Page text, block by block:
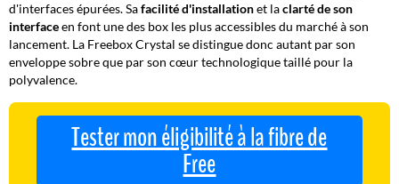
d'interfaces épurées. Safacilité d'installationet laclarté de son
interfaceen font une des box les plus accessibles du marché à son
lancement. La Freebox Crystal se distingue donc autant par son
enveloppe sobre que par son cœur technologique taillé pour la
polyvalence.
Tester mon éligibilité à la fibre de
Free